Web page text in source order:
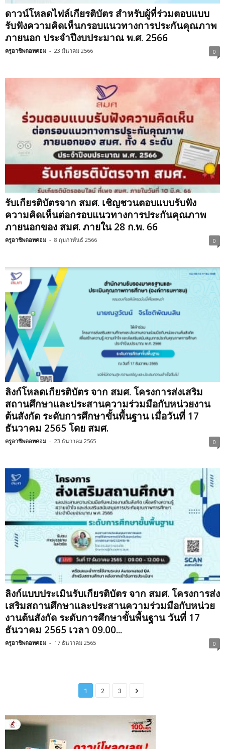
ดาวน์โหลดไฟล์เกียรติบัตร สำหรับผู้ที่ร่วมตอบแบบ
รับฟังความคิดเห็นกรอบแนวทางการประกันคุณภาพ
ภายนอก ประจำปีงบประมาณ พ.ศ. 2566
ครูอาชีพดอทคอม - 23 มีนาคม 2566 0
รับเกียรติบัตรจาก สมศ. เชิญชวนตอบแบบรับฟัง
ความคิดเห็นต่อกรอบแนวทางการประกันคุณภาพ
ภายนอกของ สมศ. ภายใน 28 ก.พ. 66
ครูอาชีพดอทคอม - 8 กุมภาพันธ์ 2566 0
ลิงก์โหลดเกียรติบัตร จาก สมศ. โครงการส่งเสริม
สถานศึกษาและประสานความร่วมมือกับหน่วยงาน
ต้นสังกัด ระดับการศึกษาขั้นพื้นฐาน เมื่อวันที่ 17
ธันวาคม 2565 โดย สมศ.
ครูอาชีพดอทคอม - 23 ธันวาคม 2565 0
ลิงก์แบบประเมินรับเกียรติบัตร จาก สมศ. โครงการส่ง
เสริมสถานศึกษาและประสานความร่วมมือกับหน่วย
งานต้นสังกัด ระดับการศึกษาขั้นพื้นฐาน วันที่ 17
ธันวาคม 2565 เวลา 09.00...
ครูอาชีพดอทคอม - 17 ธันวาคม 2565 0
1 2 3